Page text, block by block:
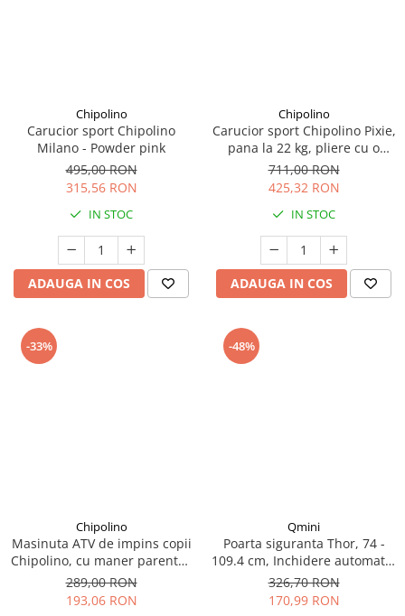
Chipolino
Carucior sport Chipolino
Milano - Powder pink
495,00 RON
315,56 RON
IN STOC
ADAUGA IN COS
Chipolino
Carucior sport Chipolino Pixie,
pana la 22 kg, pliere cu o
singura mana, cu maner de
transport, Pink marshmallow
711,00 RON
425,32 RON
IN STOC
ADAUGA IN COS
-33%
Chipolino
Masinuta ATV de impins copii
Chipolino, cu maner parental,
rosu, 3+ ani
289,00 RON
193,06 RON
-48%
Qmini
Poarta siguranta Thor, 74 -
109.4 cm, Inchidere automata,
Sistem dublu de blocare, Otel
326,70 RON
170,99 RON